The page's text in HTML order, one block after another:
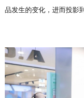
品发生的变化，进而投影